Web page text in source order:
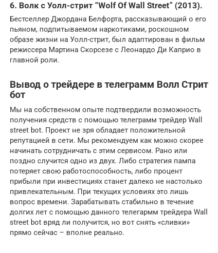
6. Волк с Уолл-стрит “Wolf Of Wall Street” (2013).
Бестселлер Джордана Белфорта, рассказывающий о его
пьяном, подпитываемом наркотиками, роскошном
образе жизни на Уолл-стрит, был адаптирован в фильм
режиссера Мартина Скорсезе с Леонардо Ди Каприо в
главной роли.
Вывод о трейдере в телеграмм Волл Стрит
бот
Мы на собственном опыте подтвердили возможность
получения средств с помощью телеграмм трейдер Wall
street bot. Проект не зря обладает положительной
репутацией в сети. Мы рекомендуем как можно скорее
начинать сотрудничать с этим сервисом. Рано или
поздно случится одно из двух. Либо стратегия пампа
потеряет свою работоспособность, либо процент
прибыли при инвестициях станет далеко не настолько
привлекательным. При текущих условиях это лишь
вопрос времени. Зарабатывать стабильно в течение
долгих лет с помощью данного телегармм трейдера Wall
street bot вряд ли получится, но вот снять «сливки»
прямо сейчас – вполне реально.